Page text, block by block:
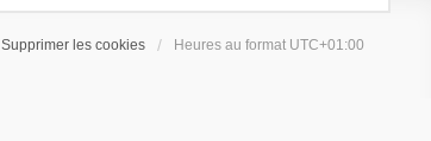
Supprimer les cookies Heures au format UTC+01:00